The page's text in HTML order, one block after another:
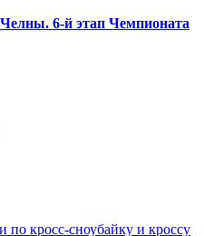
6-й этап Чемпионата
по кросс-сноубайку и кроссу